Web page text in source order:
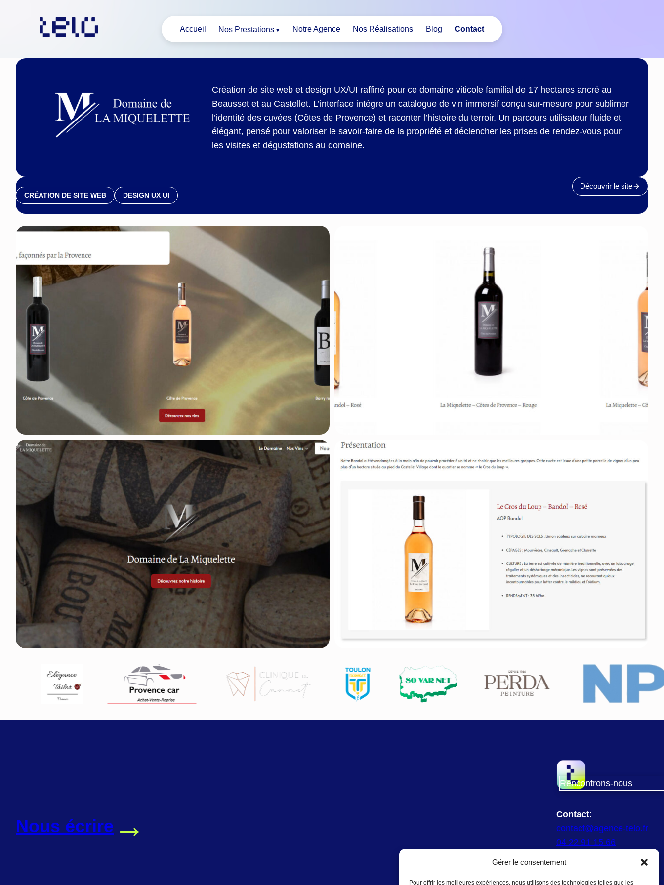
Gérer le consentement
Pour offrir les meilleures expériences, nous utilisons des technologies telles que les
Accueil Nos Prestations Notre Agence Nos Réalisations Blog Contact
Création de site web et design UX/UI raffiné pour ce domaine viticole familial de 17 hectares ancré au
Beausset et au Castellet. L’interface intègre un catalogue de vin immersif conçu sur-mesure pour sublimer
l’identité des cuvées (Côtes de Provence) et raconter l’histoire du terroir. Un parcours utilisateur fluide et
élégant, pensé pour valoriser le savoir-faire de la propriété et déclencher les prises de rendez-vous pour
les visites et dégustations au domaine.
CRÉATION DE SITE WEB DESIGN UX UI
Découvrir le site
Nous écrire → Contact:
contact@agence-telo.fr
04 22 91 15 66
Rencontrons-nous